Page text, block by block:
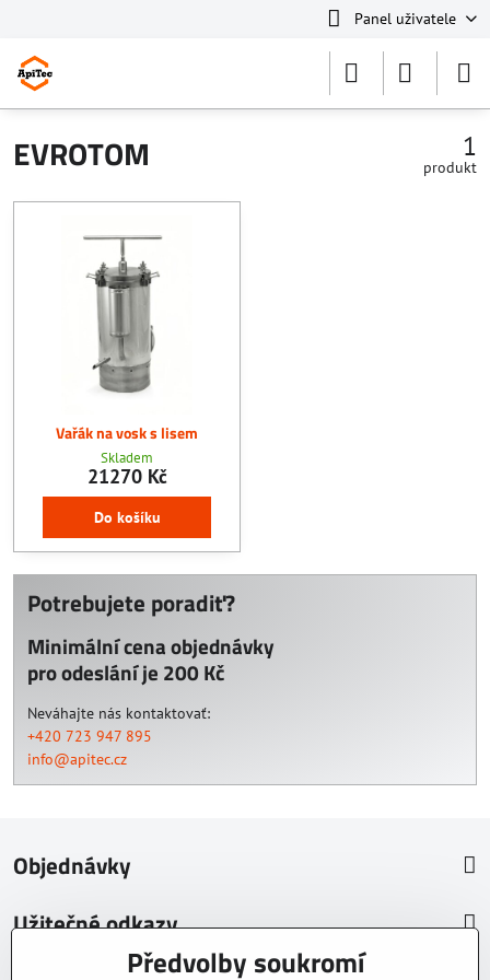
Panel uživatele
EVROTOM 1
produkt
Vařák na vosk s lisem
Skladem
21270 Kč
Do košíku
Potrebujete poradiť?
Minimální cena objednávky
pro odeslání je 200 Kč
Neváhajte nás kontaktovať:
+420 723 947 895
info@apitec.cz
Objednávky
Užitečné odkazy
Předvolby soukromí